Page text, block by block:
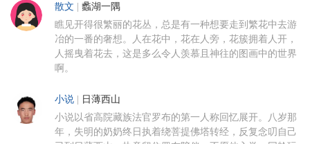
散文 蠡湖一隅
瞧见开得很繁丽的花丛，总是有一种想要走到繁花中去游
冶的一番的奢想。人在花中，花在人旁，花簇拥着人开，
人摇曳着花去，这是多么令人羡慕且神往的图画中的世界
啊。
小说 日薄西山
小说以省高院藏族法官罗布的第一人称回忆展开。八岁那
年，失明的奶奶终日执着绕菩提佛塔转经，反复念叨自己